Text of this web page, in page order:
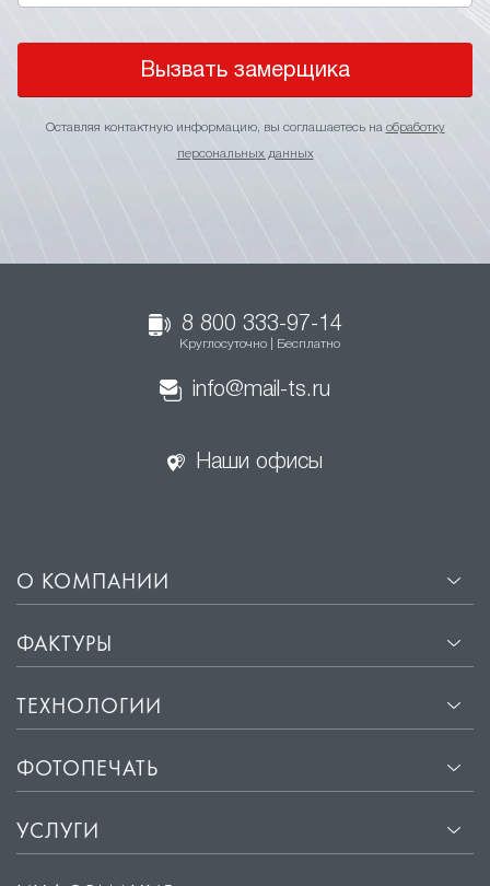
Вызвать замерщика
Оставляя контактную информацию, вы соглашаетесь на обработку
персональных данных
8 800 333-97-14
Круглосуточно | Бесплатно
info@mail-ts.ru
Наши офисы
О КОМПАНИИ
ФАКТУРЫ
ТЕХНОЛОГИИ
ФОТОПЕЧАТЬ
УСЛУГИ